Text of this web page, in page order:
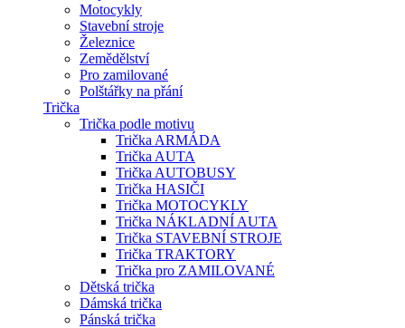
Motocykly
Stavební stroje
Železnice
Zemědělství
Pro zamilované
Polštářky na přání
Trička
Trička podle motivu
Trička ARMÁDA
Trička AUTA
Trička AUTOBUSY
Trička HASIČI
Trička MOTOCYKLY
Trička NÁKLADNÍ AUTA
Trička STAVEBNÍ STROJE
Trička TRAKTORY
Trička pro ZAMILOVANÉ
Dětská trička
Dámská trička
Pánská trička